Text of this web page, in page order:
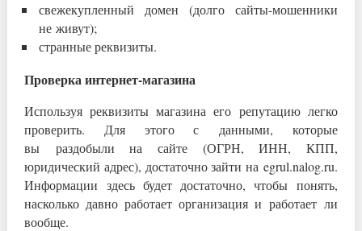
свежекупленный домен (долго сайты-мошенники
не живут);
странные реквизиты.
Проверка интернет-магазина
Используя реквизиты магазина его репутацию легко
проверить. Для этого с данными, которые
вы раздобыли на сайте (ОГРН, ИНН, КПП,
юридический адрес), достаточно зайти на egrul.nalog.ru.
Информации здесь будет достаточно, чтобы понять,
насколько давно работает организация и работает ли
вообще.